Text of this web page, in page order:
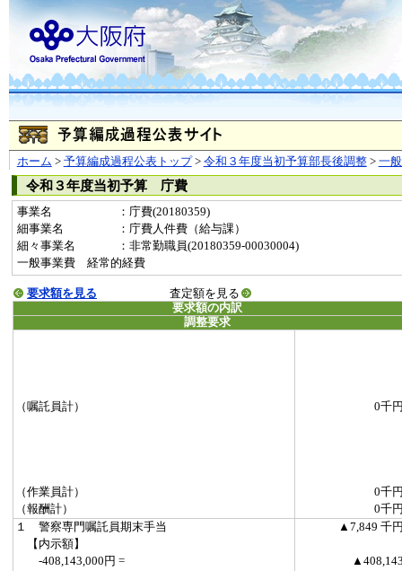
ホーム > 予算編成過程公表トップ> 令和３年度当初予算部長後調整> 一
令和３年度当初予算 庁費
事業名
：庁費(20180359)
細事業名
：庁費人件費（給与課）
細々事業名
：非常勤職員(20180359-00030004)
一般事業費 経常的経費
要求額を見る
査定額を見る
要求額の内訳
調整要求
（嘱託員計） 0千
（作業員計）
0千
（報酬計）
0千
１ 警察専門嘱託員期末手当
▲7,849 千
【内示額】
-408,143,000円 =